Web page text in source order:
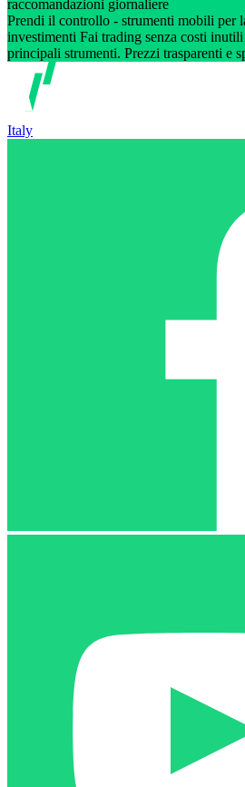
raccomandazioni giornaliere
Prendi il controllo - strumenti mobili per
investimenti Fai trading senza costi
principali strumenti. Prezzi trasparenti e
Italy